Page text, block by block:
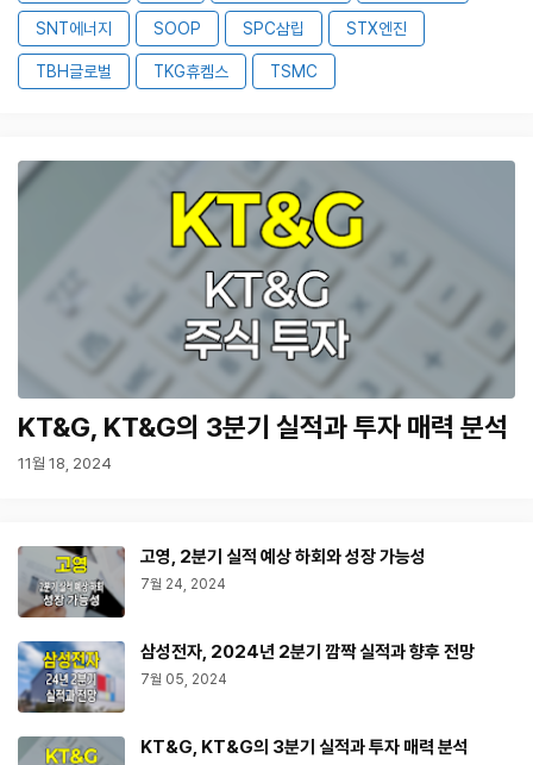
SNT에너지 SOOP SPC삼립 STX엔진
TBH글로벌 TKG휴켐스 TSMC
KT&G, KT&G의 3분기 실적과 투자 매력 분석
11월 18, 2024
고영, 2분기 실적 예상 하회와 성장 가능성
7월 24, 2024
삼성전자, 2024년 2분기 깜짝 실적과 향후 전망
7월 05, 2024
KT&G, KT&G의 3분기 실적과 투자 매력 분석